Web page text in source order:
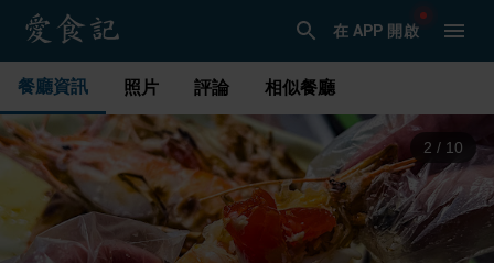
在 APP 開啟
餐廳資訊 照片 評論 相似餐廳
3 / 10